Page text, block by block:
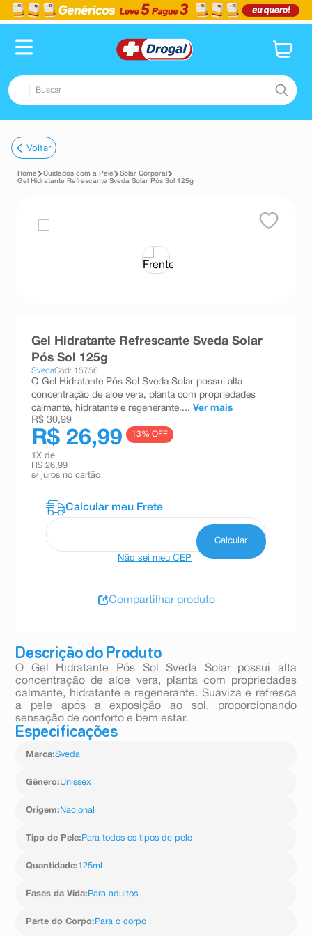
Buscar
1º fralda
2º dipirona
tadalafila
absorvente
10ºshampoo
Voltar
Cuidados com a Pele
Solar Corporal
Gel Hidratante Refrescante Sveda Solar Pós Sol 125g
Descrição do Produto
O Gel Hidratante Pós Sol Sveda Solar possui alta
concentração de aloe vera, planta com propriedades
calmante, hidratante e regenerante. Suaviza e refresca
a pele após a exposição ao sol, proporcionando
sensação de conforto e bem estar.
Especificações
Marca:Sveda
Gênero:Unissex
Origem: Nacional
Tipo de Pele: Para todos os tipos de pele
Quantidade:125ml
Fases da Vida: Para adultos
Parte do Corpo: Para o corpo
Gel Hidratante Refrescante Sveda Solar
Pós Sol 125g
SvedaCód: 15756
O Gel Hidratante Pós Sol Sveda Solar possui alta
concentração de aloe vera, planta com propriedades
calmante, hidratante e regenerante.... Ver mais
R$ 30,99
R$ 26,99 13% OFF
1 X de
R$ 26,99
s/ juros no cartão
Não sei meu CEP
Compartilhar produto